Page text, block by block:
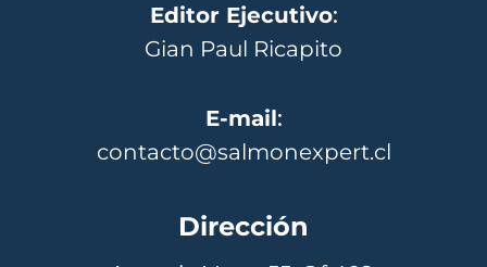
Editor Ejecutivo:
Gian Paul Ricapito
E-mail:
contacto@salmonexpert.cl
Dirección